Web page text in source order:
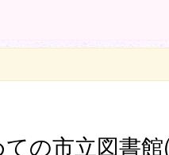
の市立図書館